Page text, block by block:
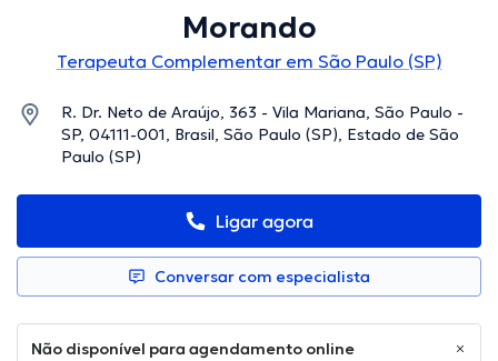
Morando
Terapeuta Complementar em São Paulo (SP)
R. Dr. Neto de Araújo, 363 - Vila Mariana, São Paulo -
SP, 04111-001, Brasil, São Paulo (SP), Estado de São
Paulo (SP)
Ligar agora
Conversar com especialista
Não disponível para agendamento online